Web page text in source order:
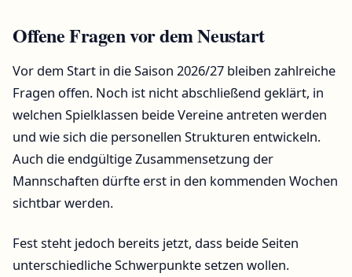
Offene Fragen vor dem Neustart
Vor dem Start in die Saison 2026/27 bleiben zahlreiche
Fragen offen. Noch ist nicht abschließend geklärt, in
welchen Spielklassen beide Vereine antreten werden
und wie sich die personellen Strukturen entwickeln.
Auch die endgültige Zusammensetzung der
Mannschaften dürfte erst in den kommenden Wochen
sichtbar werden.
Fest steht jedoch bereits jetzt, dass beide Seiten
unterschiedliche Schwerpunkte setzen wollen.